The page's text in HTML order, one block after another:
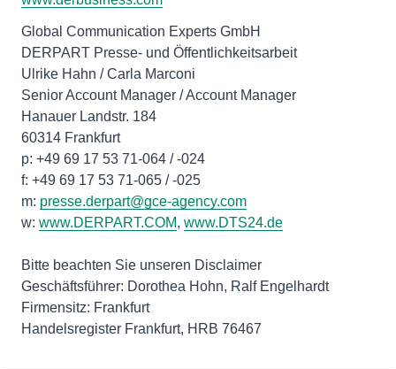
Global Communication Experts GmbH
DERPART Presse- und Öffentlichkeitsarbeit
Ulrike Hahn / Carla Marconi
Senior Account Manager / Account Manager
Hanauer Landstr. 184
60314 Frankfurt
p: +49 69 17 53 71-064 / -024
f: +49 69 17 53 71-065 / -025
m: presse.derpart@gce-agency.com
w: www.DERPART.COM, www.DTS24.de
Bitte beachten Sie unseren Disclaimer
Geschäftsführer: Dorothea Hohn, Ralf Engelhardt
Firmensitz: Frankfurt
Handelsregister Frankfurt, HRB 76467